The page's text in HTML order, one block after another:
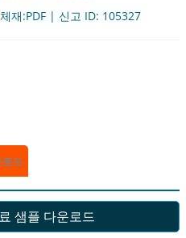
재:PDF | 신고 ID: 105327
드
샘플 다운로드